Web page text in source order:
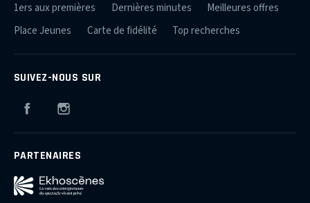
1ers aux premières Dernières minutes
Meilleures offres
Place Jeunes
Carte de fidélité Top recherches
SUIVEZ-NOUS SUR
Facebook
PARTENAIRES